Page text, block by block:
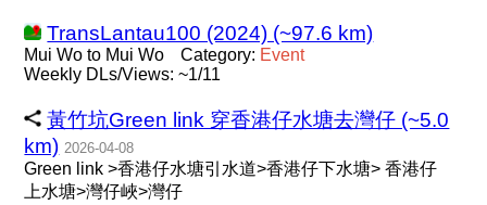
TransLantau100 (2024) (~97.6 km)
Mui Wo to Mui Wo Category: Event
Weekly DLs/Views: ~1/11
黃竹坑Green link 穿香港仔水塘去灣仔 (~5.0
km) 2026-04-08
Green link >香港仔水塘引水道>香港仔下水塘> 香港仔
上水塘>灣仔峽>灣仔